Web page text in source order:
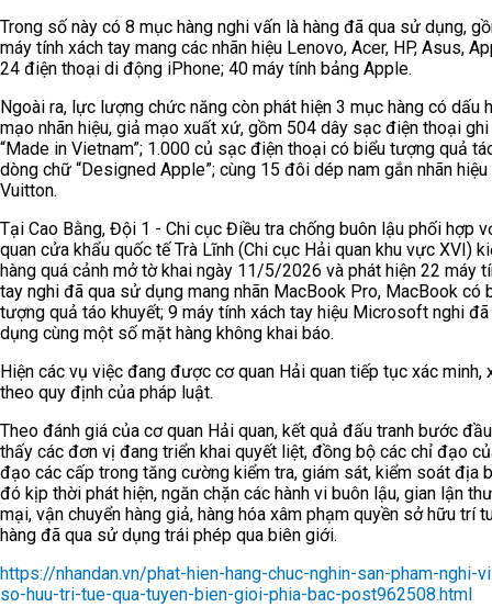
Trong số này có 8 mục hàng nghi vấn là hàng đã qua sử dụng,
máy tính xách tay mang các nhãn hiệu Lenovo, Acer, HP, Asus,
24 điện thoại di động iPhone; 40 máy tính bảng Apple.
Ngoài ra, lực lượng chức năng còn phát hiện 3 mục hàng có dấu
mạo nhãn hiệu, giả mạo xuất xứ, gồm 504 dây sạc điện thoại
“Made in Vietnam”; 1.000 củ sạc điện thoại có biểu tượng quả
dòng chữ “Designed Apple”; cùng 15 đôi dép nam gắn nhãn
Vuitton.
Tại Cao Bằng, Đội 1 - Chi cục Điều tra chống buôn lậu phối hợp
quan cửa khẩu quốc tế Trà Lĩnh (Chi cục Hải quan khu vực XVI)
hàng quá cảnh mở tờ khai ngày 11/5/2026 và phát hiện 22 máy
tay nghi đã qua sử dụng mang nhãn MacBook Pro, MacBook có
tượng quả táo khuyết; 9 máy tính xách tay hiệu Microsoft nghi
dụng cùng một số mặt hàng không khai báo.
Hiện các vụ việc đang được cơ quan Hải quan tiếp tục xác minh,
theo quy định của pháp luật.
Theo đánh giá của cơ quan Hải quan, kết quả đấu tranh bước
thấy các đơn vị đang triển khai quyết liệt, đồng bộ các chỉ đạo
đạo các cấp trong tăng cường kiểm tra, giám sát, kiểm soát địa
đó kịp thời phát hiện, ngăn chặn các hành vi buôn lậu, gian lận
mại, vận chuyển hàng giả, hàng hóa xâm phạm quyền sở hữu trí
hàng đã qua sử dụng trái phép qua biên giới.
https://nhandan.vn/phat-hien-hang-chuc-nghin-san-pham-nghi-
so-huu-tri-tue-qua-tuyen-bien-gioi-phia-bac-post962508.html